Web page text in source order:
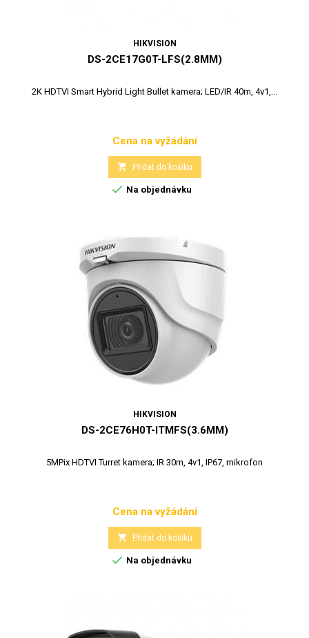
HIKVISION
DS-2CE17G0T-LFS(2.8MM)
2K HDTVI Smart Hybrid Light Bullet kamera; LED/IR 40m, 4v1,...
Cena
Cena na vyžádání
 Přidat do košíku
 Na objednávku
HIKVISION
DS-2CE76H0T-ITMFS(3.6MM)
5MPix HDTVI Turret kamera; IR 30m, 4v1, IP67, mikrofon
Cena
Cena na vyžádání
 Přidat do košíku
 Na objednávku